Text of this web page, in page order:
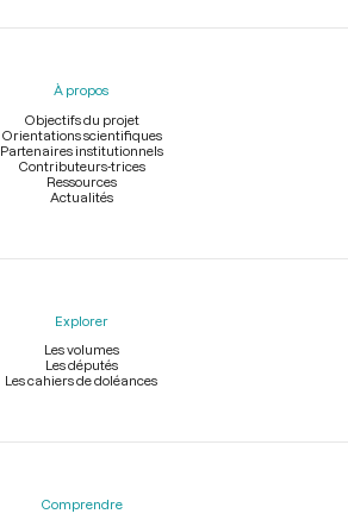
À propos
Objectifs du projet
Orientations scientifiques
Partenaires institutionnels
Contributeurs-trices
Ressources
Actualités
Explorer
Les volumes
Les députés
Les cahiers de doléances
Comprendre